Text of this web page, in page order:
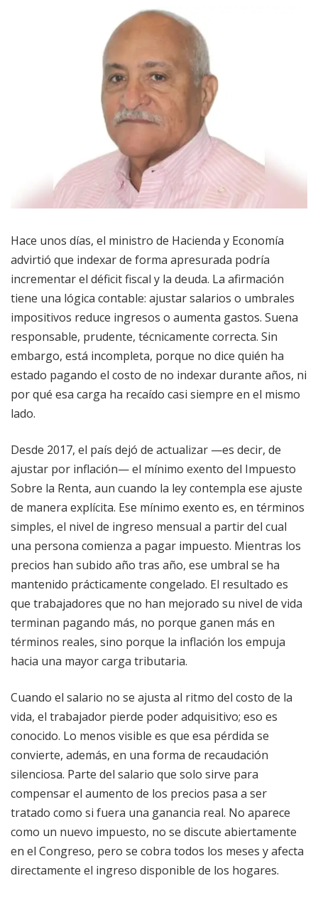
Hace unos días, el ministro de Hacienda y Economía
advirtió que indexar de forma apresurada podría
incrementar el déficit fiscal y la deuda. La afirmación
tiene una lógica contable: ajustar salarios o umbrales
impositivos reduce ingresos o aumenta gastos. Suena
responsable, prudente, técnicamente correcta. Sin
embargo, está incompleta, porque no dice quién ha
estado pagando el costo de no indexar durante años, ni
por qué esa carga ha recaído casi siempre en el mismo
lado.
Desde 2017, el país dejó de actualizar —es decir, de
ajustar por inflación— el mínimo exento del Impuesto
Sobre la Renta, aun cuando la ley contempla ese ajuste
de manera explícita. Ese mínimo exento es, en términos
simples, el nivel de ingreso mensual a partir del cual
una persona comienza a pagar impuesto. Mientras los
precios han subido año tras año, ese umbral se ha
mantenido prácticamente congelado. El resultado es
que trabajadores que no han mejorado su nivel de vida
terminan pagando más, no porque ganen más en
términos reales, sino porque la inflación los empuja
hacia una mayor carga tributaria.
Cuando el salario no se ajusta al ritmo del costo de la
vida, el trabajador pierde poder adquisitivo; eso es
conocido. Lo menos visible es que esa pérdida se
convierte, además, en una forma de recaudación
silenciosa. Parte del salario que solo sirve para
compensar el aumento de los precios pasa a ser
tratado como si fuera una ganancia real. No aparece
como un nuevo impuesto, no se discute abiertamente
en el Congreso, pero se cobra todos los meses y afecta
directamente el ingreso disponible de los hogares.